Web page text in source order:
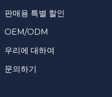
판매용 특별 할인
OEM/ODM
우리에 대하여
문의하기